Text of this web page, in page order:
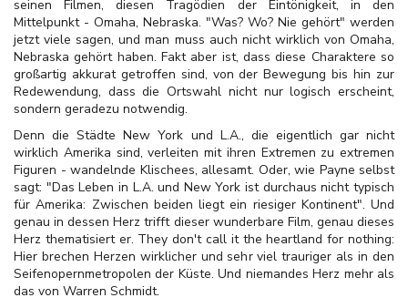
seinen Filmen, diesen Tragödien der Eintönigkeit, in den
Mittelpunkt - Omaha, Nebraska. "Was? Wo? Nie gehört" werden
jetzt viele sagen, und man muss auch nicht wirklich von Omaha,
Nebraska gehört haben. Fakt aber ist, dass diese Charaktere so
großartig akkurat getroffen sind, von der Bewegung bis hin zur
Redewendung, dass die Ortswahl nicht nur logisch erscheint,
sondern geradezu notwendig.
Denn die Städte New York und L.A., die eigentlich gar nicht
wirklich Amerika sind, verleiten mit ihren Extremen zu extremen
Figuren - wandelnde Klischees, allesamt. Oder, wie Payne selbst
sagt: "Das Leben in L.A. und New York ist durchaus nicht typisch
für Amerika: Zwischen beiden liegt ein riesiger Kontinent". Und
genau in dessen Herz trifft dieser wunderbare Film, genau dieses
Herz thematisiert er. They don't call it the heartland for nothing:
Hier brechen Herzen wirklicher und sehr viel trauriger als in den
Seifenopernmetropolen der Küste. Und niemandes Herz mehr als
das von Warren Schmidt.